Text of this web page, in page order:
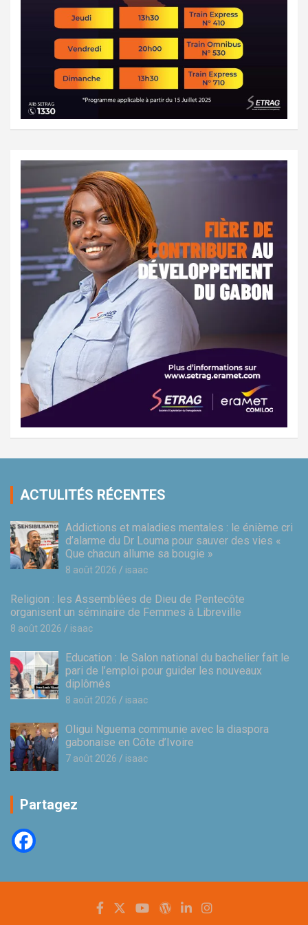
ACTULITÉS RÉCENTES
Addictions et maladies mentales : le énième cri
d’alarme du Dr Louma pour sauver des vies «
Que chacun allume sa bougie »
8 août 2026 isaac
Religion : les Assemblées de Dieu de Pentecôte
organisent un séminaire de Femmes à Libreville
8 août 2026 isaac
Education : le Salon national du bachelier fait le
pari de l’emploi pour guider les nouveaux
diplômés
8 août 2026 isaac
Oligui Nguema communie avec la diaspora
gabonaise en Côte d’Ivoire
7 août 2026 isaac
Partagez